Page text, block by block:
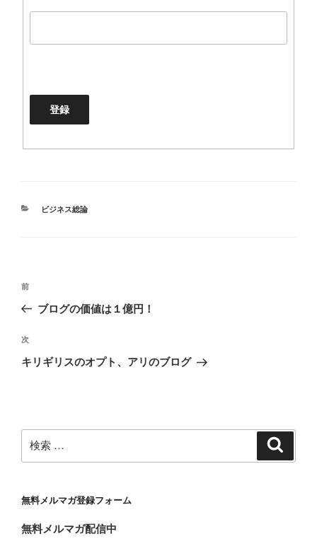
カ
ビジネス総論
投
ビ
ゲ
ン
過
去
投
稿
前
ブログの価値は１億円！
次
の
次
キリギリスのオプト、アリのブログ
検
索:
無料メルマガ登録フォーム
無料メルマガ配信中